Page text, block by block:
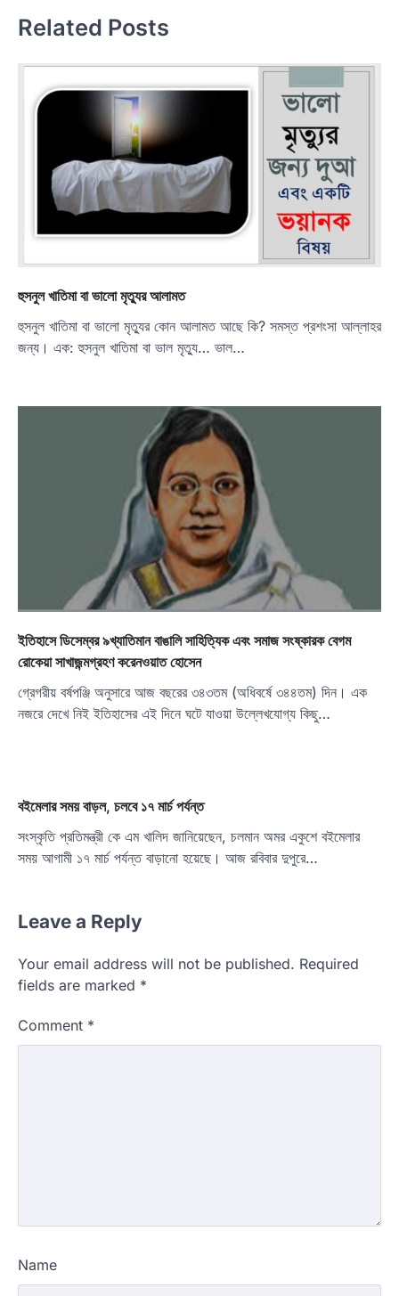
Related Posts
হুসনুল খাতিমা বা ভালো মৃত্যুর আলামত
হুসনুল খাতিমা বা ভালো মৃত্যুর কোন আলামত আছে কি? সমস্ত প্রশংসা আল্লাহর
জন্য। এক: হুসনুল খাতিমা বা ভাল মৃত্যু… ভাল…
ইতিহাসে ডিসেম্বর ৯খ্যাতিমান বাঙালি সাহিত্যিক এবং সমাজ সংষ্কারক বেগম
রোকেয়া সাখাজন্মগ্রহণ করেনওয়াত হোসেন
গ্রেগরীয় বর্ষপঞ্জি অনুসারে আজ বছরের ৩৪৩তম (অধিবর্ষে ৩৪৪তম) দিন। এক
নজরে দেখে নিই ইতিহাসের এই দিনে ঘটে যাওয়া উল্লেখযোগ্য কিছু…
বইমেলার সময় বাড়ল, চলবে ১৭ মার্চ পর্যন্ত
সংস্কৃতি প্রতিমন্ত্রী কে এম খালিদ জানিয়েছেন, চলমান অমর একুশে বইমেলার
সময় আগামী ১৭ মার্চ পর্যন্ত বাড়ানো হয়েছে। আজ রবিবার দুপুরে…
Leave a Reply
Your email address will not be published. Required
fields are marked *
Comment *
Name